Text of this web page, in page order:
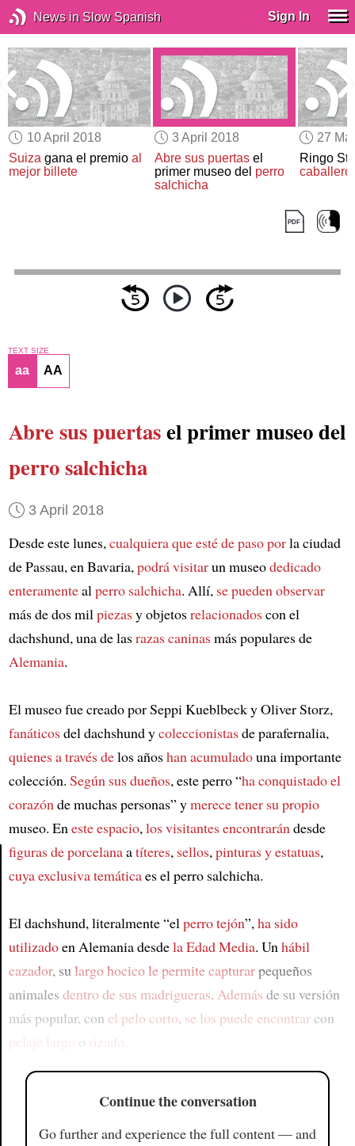
News in Slow Spanish Sign In
10 April 2018
Suiza gana el premioal
mejor billete
3 April 2018
Abre sus puertasel
primer museo del perro
salchicha
27
Ringo
caballero
TEXT SIZE
aa AA
Abre sus puertasel primer museo del
perro salchicha
3 April 2018
Desde este lunes,cualquiera que esté de paso porla ciudad
de Passau, en Bavaria,podrá visitarun museodedicado
enteramentealperro salchicha. Allí, se pueden observar
más de dos milpiezasy objetosrelacionadoscon el
dachshund, una de lasrazas caninasmás populares de
Alemania.
El museo fue creado por Seppi Kueblbeck y Oliver Storz,
fanáticosdel dachshund ycoleccionistasde parafernalia,
quienes a través delos añoshan acumuladouna importante
colección. Según sus dueños, este perro “ha conquistado el
corazónde muchas personas” ymerece tener su propio
museo. Eneste espacio,los visitantes encontrarándesde
figuras de porcelanaatíteres, sellos,pinturas y estatuas,
cuya exclusiva temáticaes el perro salchicha.
El dachshund, literalmente “elperro tejón”,ha sido
utilizadoen Alemania desdela Edad Media. Unhábil
cazador, sulargo hocicole permite capturarpequeños
animales dentro de sus madrigueras. Además de su versión
más popular, con el pelo corto, se los puede encontrarcon
pelaje largo o rizado
Continue the conversation
Go further and experience the full content — and